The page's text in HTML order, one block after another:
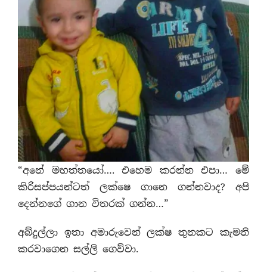
“අනේ මහත්තයෝ…. එහෙම කරන්න එපා… මේ
කිරිසප්පයන්ටත් ලක්ෂෙ ගානෙ ගන්නවාද? අපි
දෙන්නගේ ගාන විතරක් ගන්න…”
අබ්දුල්ලා ඉතා අමාරුවෙන් ලක්ෂ තුනකට කැමති
කරවාගෙන සල්ලි ගෙව්වා.